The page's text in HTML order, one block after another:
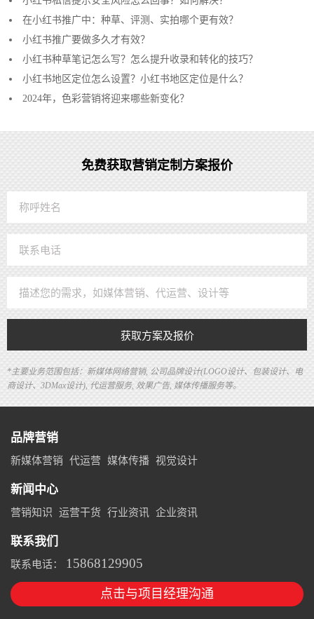
在小红书推广中：种草、评测、实拍哪个更有效？
小红书推广要做多久才有效？
小红书种草笔记怎么写？怎么提升收录和转化的技巧？
小红书地区定位怎么设置？小红书地区定位是什么？
2024年，色彩营销将迎来哪些新变化？
免费获取营销定制方案报价
获取方案及报价
*主要业务范围包括：新媒体网络营销, 公司品牌设计(LOGO设计、包装设计、电
商设计、3DMax设计), 代运营服务, 效果广告, 媒体传播服务等。
品牌营销
新媒体营销 代运营 媒体传播 视觉设计
新闻中心
营销知识 运营干货 行业资讯 企业资讯
联系我们
联系电话： 15868129905
点击与项目经理沟通